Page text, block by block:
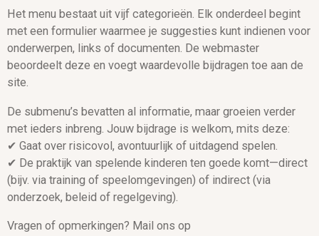
Het menu bestaat uit vijf categorieën. Elk onderdeel begint
met een formulier waarmee je suggesties kunt indienen voor
onderwerpen, links of documenten. De webmaster
beoordeelt deze en voegt waardevolle bijdragen toe aan de
site.
De submenu’s bevatten al informatie, maar groeien verder
met ieders inbreng. Jouw bijdrage is welkom, mits deze:
✔ Gaat over risicovol, avontuurlijk of uitdagend spelen.
✔ De praktijk van spelende kinderen ten goede komt—direct
(bijv. via training of speelomgevingen) of indirect (via
onderzoek, beleid of regelgeving).
Vragen of opmerkingen? Mail ons op